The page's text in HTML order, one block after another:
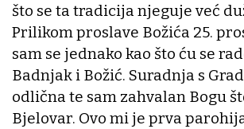
što se ta tradicija njeguje već
Prilikom proslave Božića 25.
sam se jednako kao što ću se
Badnjak i Božić. Suradnja s
odlična te sam zahvalan Bogu
Bjelovar. Ovo mi je prva